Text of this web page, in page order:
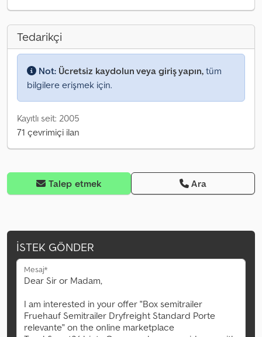
Tedarikçi
Not: Ücretsiz kaydolun veya giriş yapın, tüm
bilgilere erişmek için.
Kayıtlı seit: 2005
71 çevrimiçi ilan
Talep etmek Ara
İSTEK GÖNDER
Mesaj*